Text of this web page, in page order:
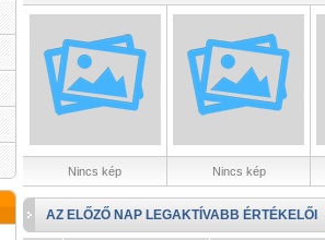
Nincs kép Nincs kép
AZ ELŐZŐ NAP LEGAKTÍVABB ÉRTÉKELŐI